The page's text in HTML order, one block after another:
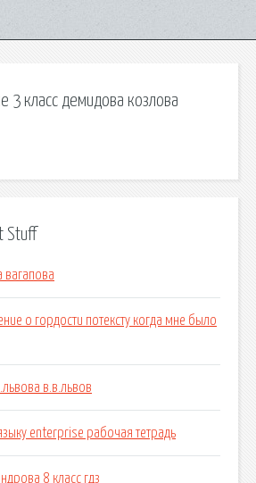
3 класс демидова козлова
Stuff
о гордости потексту когда мне было
в.в.львов
enterprise рабочая тетрадь
8 класс гдз